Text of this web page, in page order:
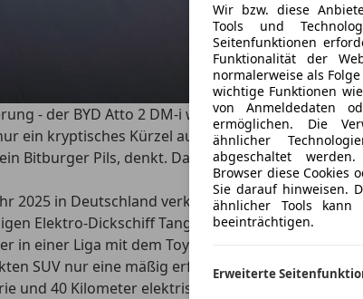
Wir bzw. diese
Tools und
Seitenfunktionen
Funktionalität der
normalerweise als
wichtige Funktionen
von Anmeldedaten
ermöglichen. Die
ähnlicher
abgeschaltet
Browser diese Cookies
Sie darauf hinweisen.
ähnlicher Tools kann
beeinträchtigen.
Erweiterte
- der BYD Atto 2 DM-i wird vorrübergehend
ein kryptisches Kürzel auf den Werbebanden
Bitburger Pils, denkt. Das dürfte sich geändert
2025 in Deutschland verkauft – und auch das
Elektro-Dickschiff Tang. Der Atto 2 DM-i tritt
in einer Liga mit dem Toyota Yaris Cross, dem VW
SUV nur eine mäßig erfolgreiche Elektro-
und 40 Kilometer elektrischer Reichweite oder